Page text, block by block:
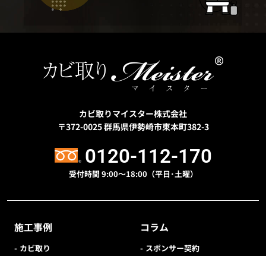
カビ取りマイスター株式会社
〒372-0025群馬県伊勢崎市東本町382-3
0120-112-170
受付時間 9:00〜18:00（平日･土曜）
施工事例
カビ取り
コラム
スポンサー契約